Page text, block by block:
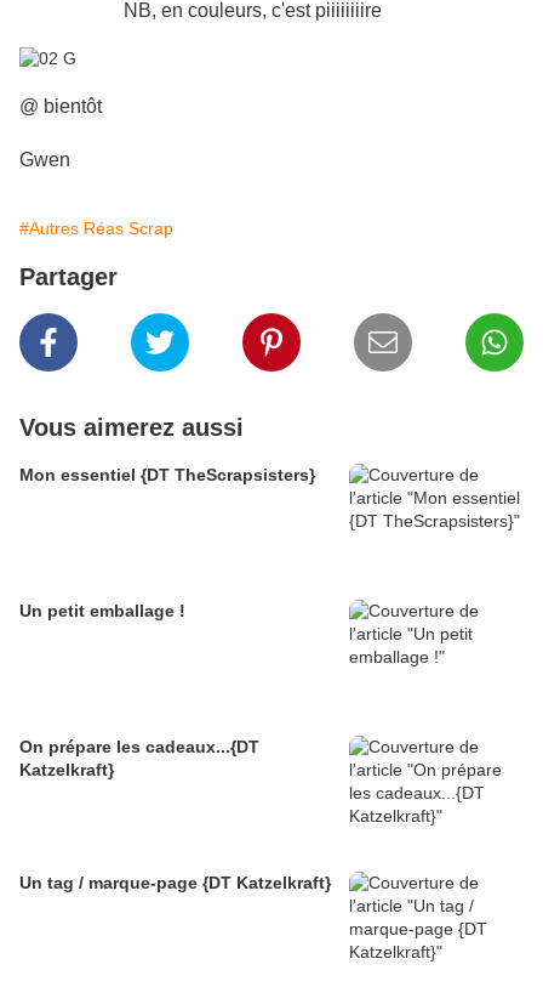
NB, en couleurs, c'est piiiiiiiire
@ bientôt
Gwen
#Autres Réas Scrap
Partager
Vous aimerez aussi
Mon essentiel {DT TheScrapsisters}
Un petit emballage !
On prépare les cadeaux...{DT
Katzelkraft}
Un tag / marque-page {DT Katzelkraft}